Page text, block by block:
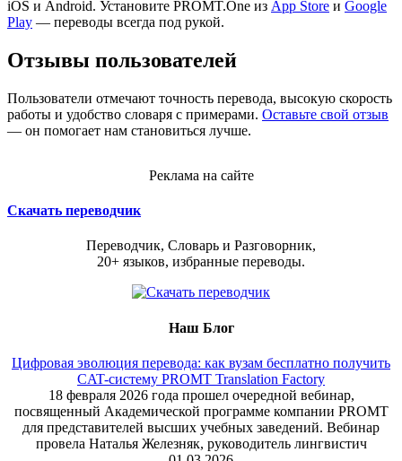
iOS и Android. Установите PROMT.One из App Store и Google
Play — переводы всегда под рукой.
Отзывы пользователей
Пользователи отмечают точность перевода, высокую скорость
работы и удобство словаря с примерами. Оставьте свой отзыв
— он помогает нам становиться лучше.
Реклама на сайте
Скачать переводчик
Переводчик, Словарь и Разговорник,
20+ языков, избранные переводы.
Наш Блог
Цифровая эволюция перевода: как вузам бесплатно получить
CAT-систему PROMT Translation Factory
18 февраля 2026 года прошел очередной вебинар,
посвященный Академической программе компании PROMT
для представителей высших учебных заведений. Вебинар
провела Наталья Железняк, руководитель лингвистич